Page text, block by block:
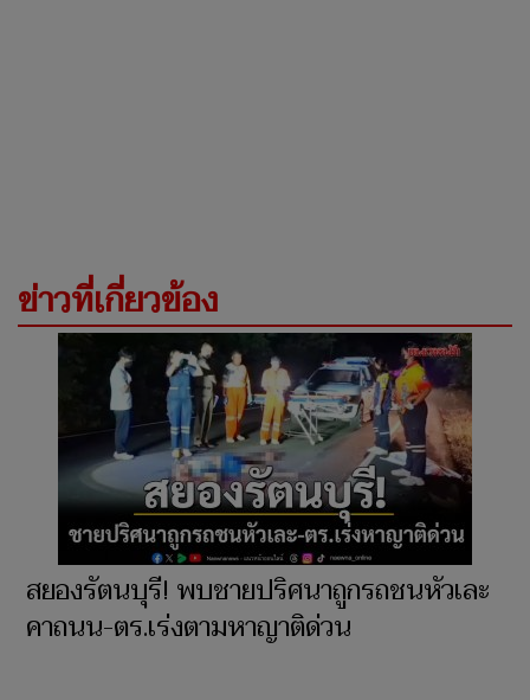
ข่าวที่เกี่ยวข้อง
สยองรัตนบุรี! พบชายปริศนาถูกรถชนหัวเละ
คาถนน-ตร.เร่งตามหาญาติด่วน